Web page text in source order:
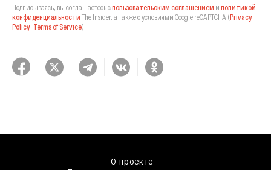
Подписываясь, вы соглашаетесь спользовательским соглашением и политикой
конфиденциальности The Insider, а также с условиями Google reCAPTCHA (Privacy
Policy, Terms of Service).
О проекте